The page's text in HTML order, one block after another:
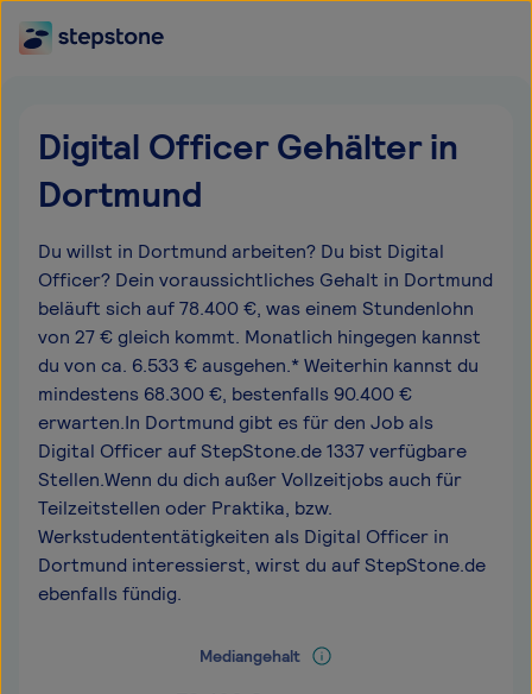
Digital Officer Gehälter in
Dortmund
Du willst in Dortmund arbeiten? Du bist Digital
Officer? Dein voraussichtliches Gehalt in Dortmund
beläuft sich auf 78.400 €, was einem Stundenlohn
von 27 € gleich kommt. Monatlich hingegen kannst
du von ca. 6.533 € ausgehen.* Weiterhin kannst du
mindestens 68.300 €, bestenfalls 90.400 €
erwarten.In Dortmund gibt es für den Job als
Digital Officer auf StepStone.de 1337 verfügbare
Stellen.Wenn du dich außer Vollzeitjobs auch für
Teilzeitstellen oder Praktika, bzw.
Werkstudententätigkeiten als Digital Officer in
Dortmund interessierst, wirst du auf StepStone.de
ebenfalls fündig.
Mediangehalt